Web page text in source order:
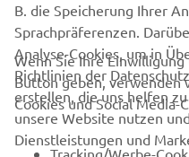
UNTERNEHMEN
B2B
B. die Speicherung Ihrer
Sprachpräferenzen.
Analyse-Cookies, um in
Richtlinien der
erstellen, die uns helfen
unsere Website nutzen
Dienstleistungen und
Wenn Sie Ihre
Button geben, verwenden
Cookies und Social Media-
Tracking/Werbe-